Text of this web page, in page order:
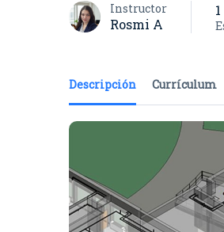
Instructor
Rosmi A
1
Descripción Currículum